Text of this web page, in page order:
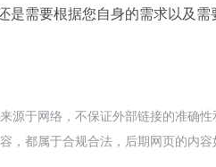
是需要根据您自身的需求以及
源于网络，不保证外部链接的准确
，都属于合规合法，后期网页的内